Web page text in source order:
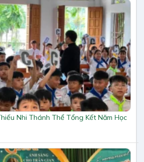
Nhi Thánh Thể Tổng Kết Năm Học